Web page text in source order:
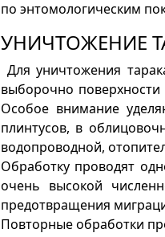
по энтомологическим
УНИЧТОЖЕНИЕ
Для уничтожения
выборочно
Особое внимание
плинтусов, в
водопроводной,
Обработку проводят
очень высокой
предотвращения
Повторные обработки